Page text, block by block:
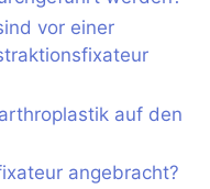
vor einer
auf den
angebracht?